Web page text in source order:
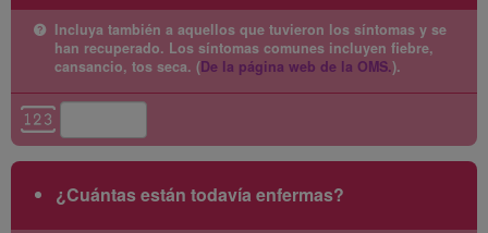
Incluya también a aquellos que tuvieron los síntomas y se
han recuperado. Los síntomas comunes incluyen fiebre,
cansancio, tos seca. (De la página web de la OMS.).
¿Cuántas están todavía enfermas?